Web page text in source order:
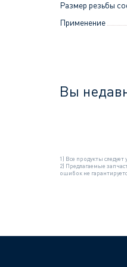
Размер резьбы
Применение
Вы
1) Все продукты
2) Предлагаемые
ошибок не